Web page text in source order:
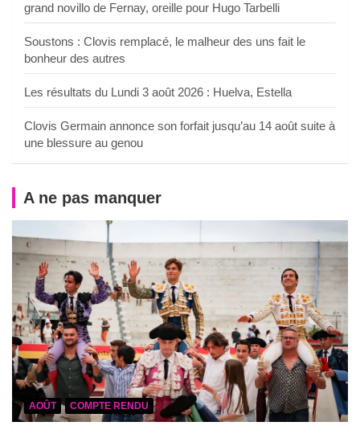
grand novillo de Fernay, oreille pour Hugo Tarbelli
Soustons : Clovis remplacé, le malheur des uns fait le
bonheur des autres
Les résultats du Lundi 3 août 2026 : Huelva, Estella
Clovis Germain annonce son forfait jusqu’au 14 août suite à
une blessure au genou
A ne pas manquer
AOÛT COMPTE RENDU